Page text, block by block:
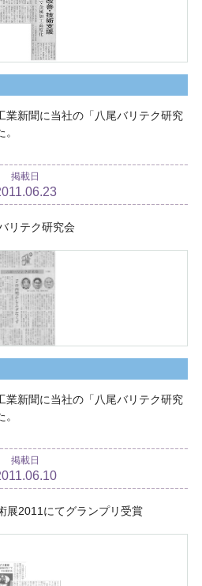
業新聞に当社の「八尾バリテク研究
掲載日
リテク研究会
業新聞に当社の「八尾バリテク研究
掲載日
展2011にてグランプリ受賞